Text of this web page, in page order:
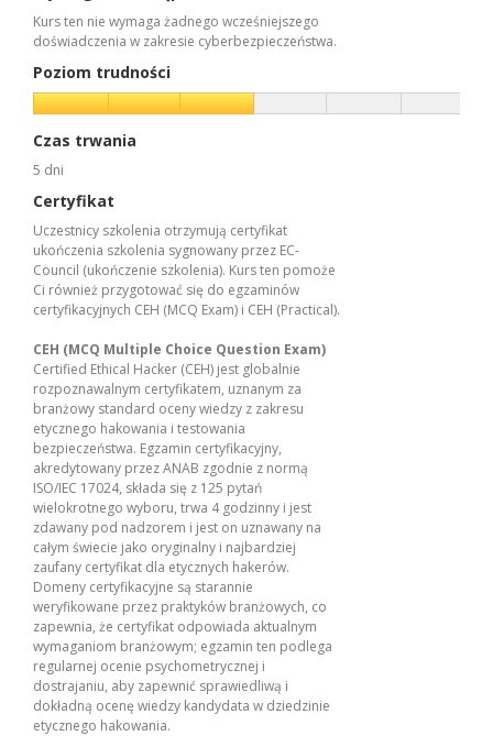
Kurs ten nie wymaga żadnego wcześniejszego
doświadczenia w zakresie cyberbezpieczeństwa.
Poziom trudności
Czas trwania
5 dni
Certyfikat
Uczestnicy szkolenia otrzymują certyfikat
ukończenia szkolenia sygnowany przez EC-
Council (ukończenie szkolenia). Kurs ten pomoże
Ci również przygotować się do egzaminów
certyfikacyjnych CEH (MCQ Exam) i CEH (Practical).
CEH (MCQ Multiple Choice Question Exam)
Certified Ethical Hacker (CEH) jest globalnie
rozpoznawalnym certyfikatem, uznanym za
branżowy standard oceny wiedzy z zakresu
etycznego hakowania i testowania
bezpieczeństwa. Egzamin certyfikacyjny,
akredytowany przez ANAB zgodnie z normą
ISO/IEC 17024, składa się z 125 pytań
wielokrotnego wyboru, trwa 4 godzinny i jest
zdawany pod nadzorem i jest on uznawany na
całym świecie jako oryginalny i najbardziej
zaufany certyfikat dla etycznych hakerów.
Domeny certyfikacyjne są starannie
weryfikowane przez praktyków branżowych, co
zapewnia, że certyfikat odpowiada aktualnym
wymaganiom branżowym; egzamin ten podlega
regularnej ocenie psychometrycznej i
dostrajaniu, aby zapewnić sprawiedliwą i
dokładną ocenę wiedzy kandydata w dziedzinie
etycznego hakowania.